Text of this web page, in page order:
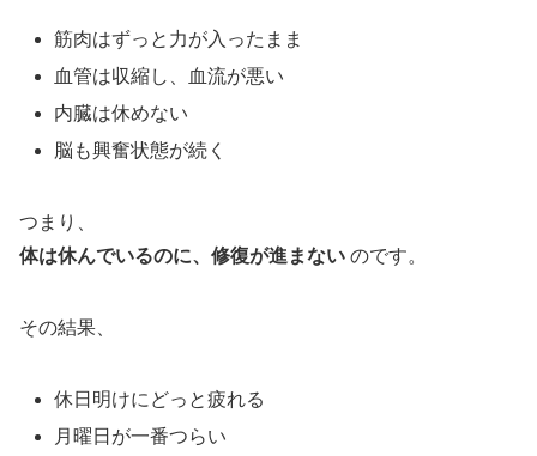
筋肉はずっと力が入ったまま
血管は収縮し、血流が悪い
内臓は休めない
脳も興奮状態が続く
つまり、
体は休んでいるのに、修復が進まない のです。
その結果、
休日明けにどっと疲れる
月曜日が一番つらい